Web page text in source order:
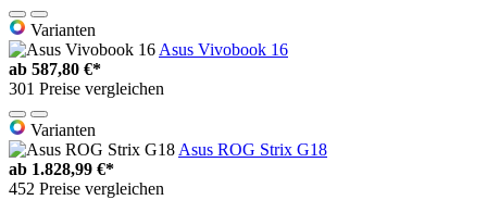
Varianten
Asus Vivobook 16
ab 587,80 €*
301 Preise vergleichen
Varianten
Asus ROG Strix G18
ab 1.828,99 €*
452 Preise vergleichen